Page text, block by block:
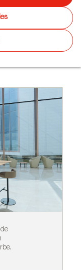
y oficinas